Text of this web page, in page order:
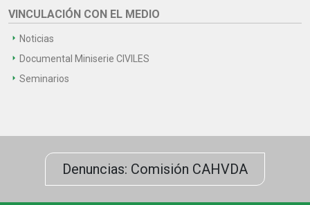
VINCULACIÓN CON EL MEDIO
Noticias
Documental Miniserie CIVILES
Seminarios
Denuncias: Comisión CAHVDA